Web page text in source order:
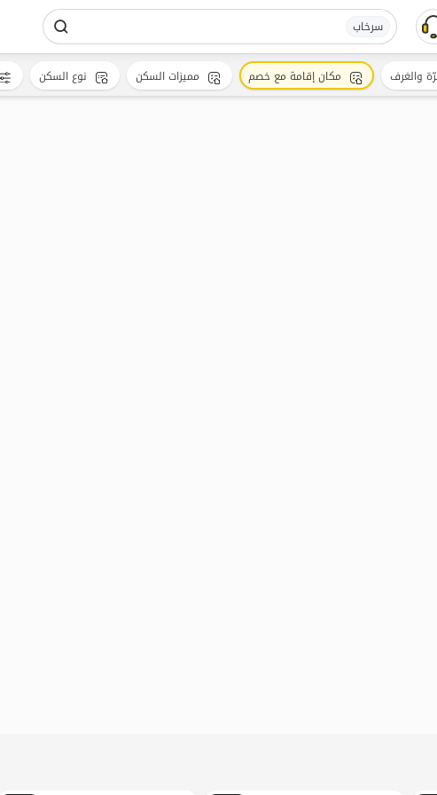
سرخاب
والغرف مكان إقامة مع خصم مميزات السكن نوع السكن